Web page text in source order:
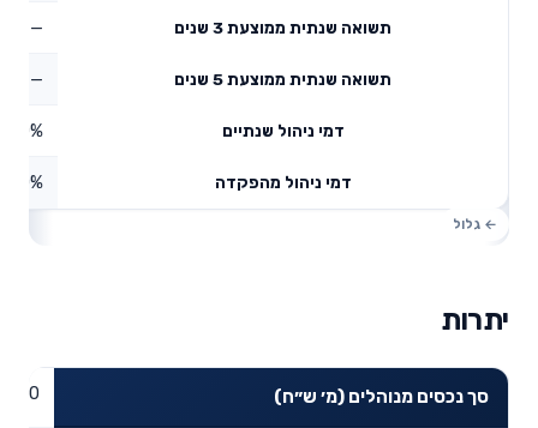
תשואה שנתית ממוצעת 3 שנים —
תשואה שנתית ממוצעת 5 שנים —
דמי ניהול שנתיים 0%
דמי ניהול מהפקדה 0%
יתרות
סך נכסים מנוהלים (מ׳ ש״ח) 0